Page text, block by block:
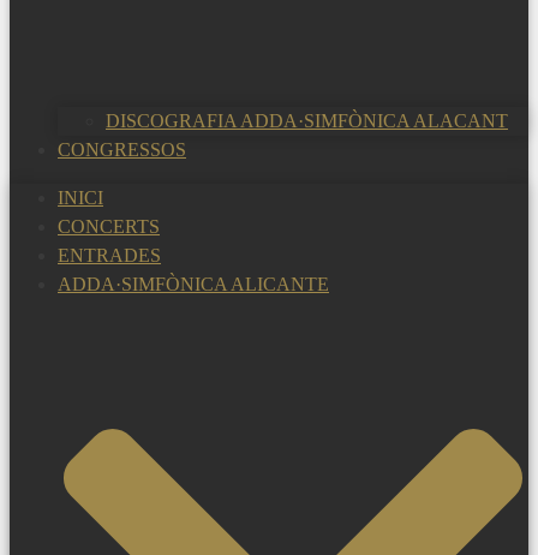
DISCOGRAFIA ADDA·SIMFÒNICA ALACANT
CONGRESSOS
INICI
CONCERTS
ENTRADES
ADDA·SIMFÒNICA ALICANTE